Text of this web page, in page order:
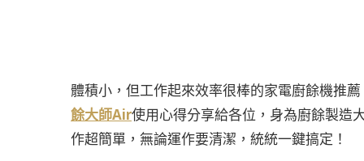
體積小，但工作起來效率很棒的家電廚餘機推
餘大師Air使用心得分享給各位，身為廚餘製造
作超簡單，無論運作要清潔，統統一鍵搞定！